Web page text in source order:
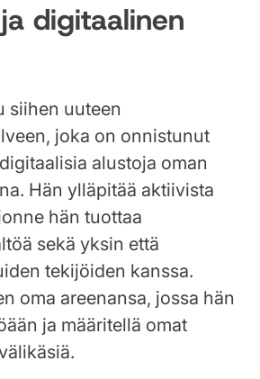
digitaalinen
siihen uuteen
joka on onnistunut
alustoja oman
Hän ylläpitää aktiivista
hän tuottaa
sekä yksin että
tekijöiden kanssa.
oma areenansa, jossa hän
ja määritellä omat